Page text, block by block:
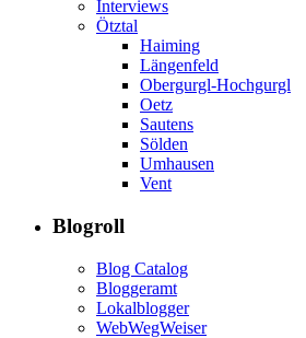
Interviews
Ötztal
Haiming
Längenfeld
Obergurgl-Hochgurgl
Oetz
Sautens
Sölden
Umhausen
Vent
Blogroll
Blog Catalog
Bloggeramt
Lokalblogger
WebWegWeiser